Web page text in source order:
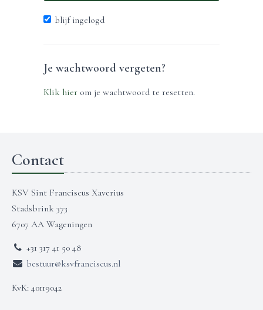
blijf ingelogd
Je wachtwoord vergeten?
Klik hier om je wachtwoord te resetten.
Contact
KSV Sint Franciscus Xaverius
Stadsbrink 373
6707 AA Wageningen
+31 317 41 50 48
bestuur@ksvfranciscus.nl
KvK: 40119042